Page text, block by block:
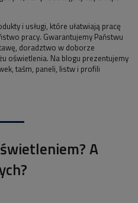
i usługi, które ułatwiają pracę
pracy. Gwarantujemy Państwu
doradztwo w doborze
oświetlenia. Na blogu prezentujemy
taśm, paneli, listw i profili
A